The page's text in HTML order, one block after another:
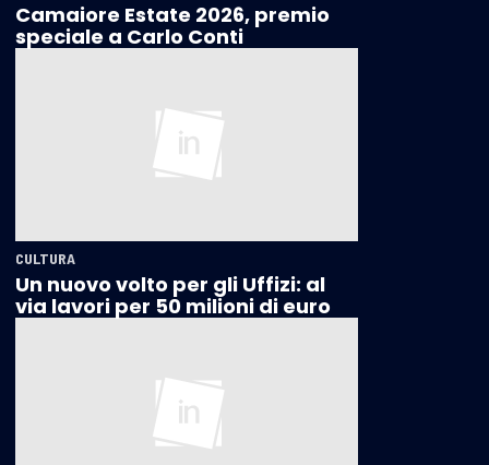
Camaiore Estate 2026, premio
speciale a Carlo Conti
CULTURA
Un nuovo volto per gli Uffizi: al
via lavori per 50 milioni di euro